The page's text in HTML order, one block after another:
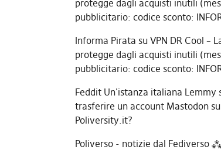
protegge dagli acquisti inutili
pubblicitario: codice sconto:
Informa Pirata su VPN DR Cool –
protegge dagli acquisti inutili
pubblicitario: codice sconto:
Feddit Un'istanza italiana Lemmy
trasferire un account Mastodon su
Poliversity.it?
Poliverso - notizie dal Fediverso